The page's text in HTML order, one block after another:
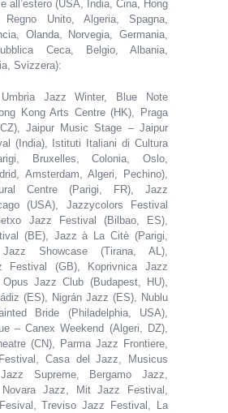
all’estero (USA, India, Cina, Hong
Regno Unito, Algeria, Spagna,
Olanda, Norvegia, Germania,
Ceca, Belgio, Albania,
Svizzera):
Jazz Winter, Blue Note
Kong Arts Centre (HK), Praga
Jaipur Music Stage – Jaipur
(India), Istituti Italiani di Cultura
Bruxelles, Colonia, Oslo,
Amsterdam, Algeri, Pechino),
Centre (Parigi, FR), Jazz
(USA), Jazzycolors Festival
Jazz Festival (Bilbao, ES),
(BE), Jazz à La Citè (Parigi,
Showcase (Tirana, AL),
Festival (GB), Koprivnica Jazz
Opus Jazz Club (Budapest, HU),
(ES), Nigrán Jazz (ES), Nublu
Bride (Philadelphia, USA),
– Canex Weekend (Algeri, DZ),
(CN), Parma Jazz Frontiere,
Casa del Jazz, Musicus
Supreme, Bergamo Jazz,
Jazz, Mit Jazz Festival,
Treviso Jazz Festival, La